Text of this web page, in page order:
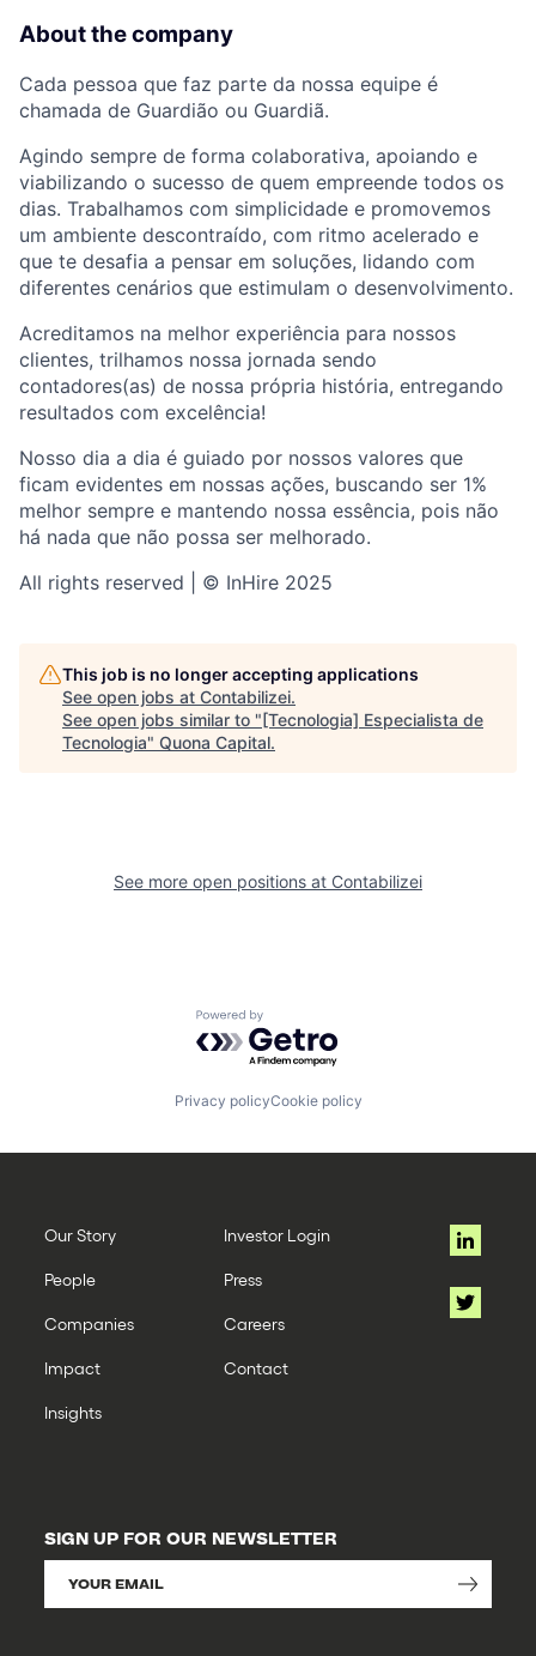
About the company
Cada pessoa que faz parte da nossa equipe é
chamada de Guardião ou Guardiã.
Agindo sempre de forma colaborativa, apoiando e
viabilizando o sucesso de quem empreende todos os
dias. Trabalhamos com simplicidade e promovemos
um ambiente descontraído, com ritmo acelerado e
que te desafia a pensar em soluções, lidando com
diferentes cenários que estimulam o desenvolvimento.
Acreditamos na melhor experiência para nossos
clientes, trilhamos nossa jornada sendo
contadores(as) de nossa própria história, entregando
resultados com excelência!
Nosso dia a dia é guiado por nossos valores que
ficam evidentes em nossas ações, buscando ser 1%
melhor sempre e mantendo nossa essência, pois não
há nada que não possa ser melhorado.
All rights reserved | © InHire 2025
This job is no longer accepting applications
See open jobs at Contabilizei.
See open jobs similar to "[Tecnologia] Especialista de
Tecnologia" Quona Capital.
See more open positions at Contabilizei
Powered by Getro.com
Privacy policyCookie policy
Our Story
People
Companies
Impact
Insights
Investor Login
Press
Careers
Contact
SIGN UP FOR OUR NEWSLETTER